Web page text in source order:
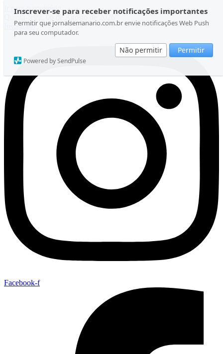
Inscrever-se para receber notificações importantes
Permitir que jornalsemanario.com.br envie notificações Web Push
para seu computador.
Não permitir Permitir
Powered by SendPulse
Ir para o conteúdo
Quinta-feira, 06 de Agosto de 2026
Instagram
Facebook-f